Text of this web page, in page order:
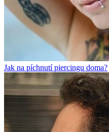
Jak na píchnutí piercingu doma?